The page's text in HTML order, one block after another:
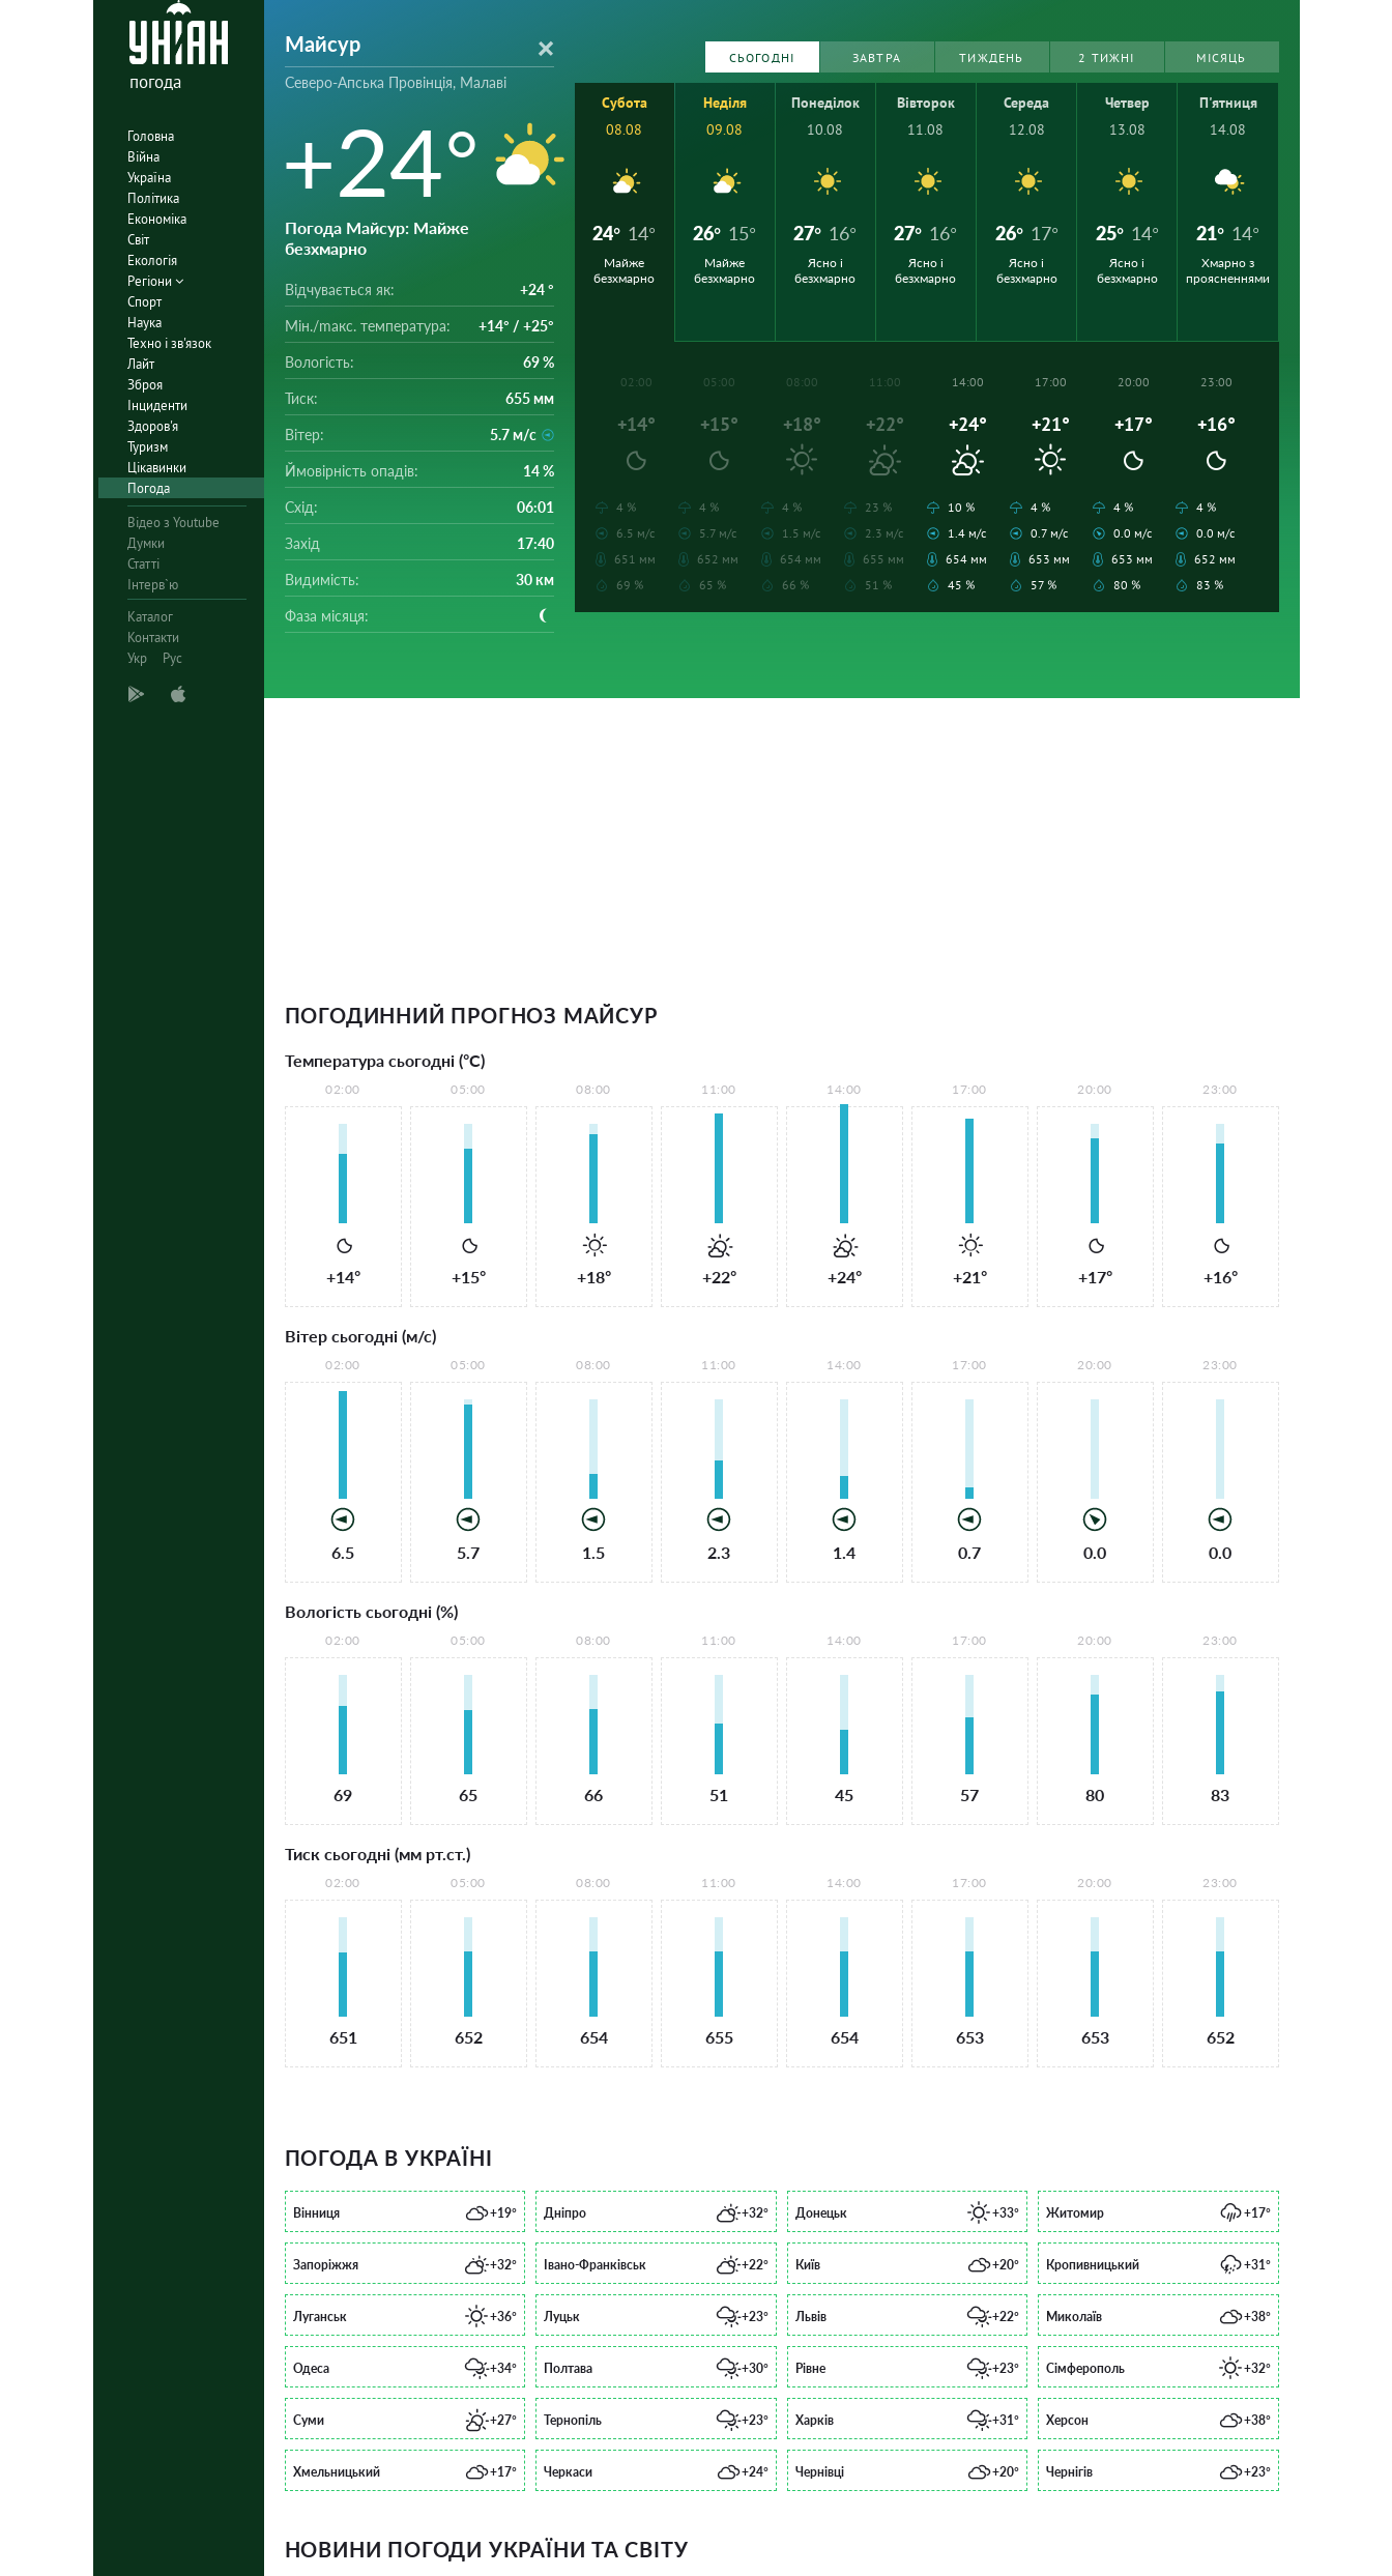
погода
Головна
Війна
Україна
Політика
Економіка
Світ
Екологія
Регіони
Спорт
Наука
Техно і зв'язок
Лайт
Зброя
Інциденти
Здоров'я
Туризм
Цікавинки
Погода
Відео з Youtube
Думки
Статті
Інтерв`ю
Каталог
Контакти
Укр
Рус
Майсур
Северо-Апська Провінція, Малаві
+24°
Погода Майсур: Майже
безхмарно
Відчувається як: +24 °
Мін./mакс. температура: +14° / +25°
Вологість: 69 %
Тиск: 655 мм
Вітер: 5.7 м/с
Ймовірність опадів: 14 %
Схід: 06:01
Захід 17:40
Видимість: 30 км
Фаза місяця:
СЬОГОДНІ ЗАВТРА ТИЖДЕНЬ 2 ТИЖНІ МІСЯЦЬ
Субота
08.08
24° 14°
Майже
безхмарно
Неділя
09.08
26° 15°
Майже
безхмарно
Понеділок
10.08
27° 16°
Ясно і
безхмарно
Вівторок
11.08
27° 16°
Ясно і
безхмарно
Середа
12.08
26° 17°
Ясно і
безхмарно
Четвер
13.08
25° 14°
Ясно і
безхмарно
П'ятниця
14.08
21° 14°
Хмарно з
проясненнями
02:00
+14°
4 %
6.5 м/с
651 мм
69 %
05:00
+15°
4 %
5.7 м/с
652 мм
65 %
08:00
+18°
4 %
1.5 м/с
654 мм
66 %
11:00
+22°
23 %
2.3 м/с
655 мм
51 %
14:00
+24°
10 %
1.4 м/с
654 мм
45 %
17:00
+21°
4 %
0.7 м/с
653 мм
57 %
20:00
+17°
4 %
0.0 м/с
653 мм
80 %
23:00
+16°
4 %
0.0 м/с
652 мм
83 %
ПОГОДИННИЙ ПРОГНОЗ МАЙСУР
Температура сьогодні (°С)
02:00
+14°
05:00
+15°
08:00
+18°
11:00
+22°
14:00
+24°
17:00
+21°
20:00
+17°
23:00
+16°
Вітер сьогодні (м/с)
02:00
6.5
05:00
5.7
08:00
1.5
11:00
2.3
14:00
1.4
17:00
0.7
20:00
0.0
23:00
0.0
Вологість сьогодні (%)
02:00
69
05:00
65
08:00
66
11:00
51
14:00
45
17:00
57
20:00
80
23:00
83
Тиск сьогодні (мм рт.ст.)
02:00
651
05:00
652
08:00
654
11:00
655
14:00
654
17:00
653
20:00
653
23:00
652
ПОГОДА В УКРАЇНІ
Вінниця +19° Дніпро +32° Донецьк +33° Житомир +17°
Запоріжжя +32° Івано-Франківськ +22° Київ +20° Кропивницький +31°
Луганськ +36° Луцьк +23° Львів +22° Миколаїв +38°
Одеса +34° Полтава +30° Рівне +23° Сімферополь +32°
Суми +27° Тернопіль +23° Харків +31° Херсон +38°
Хмельницький +17° Черкаси +24° Чернівці +20° Чернігів +23°
НОВИНИ ПОГОДИ УКРАЇНИ ТА СВІТУ